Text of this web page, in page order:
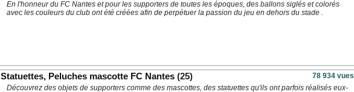
En l'honneur du FC Nantes et pour les supporters de toutes les époques, des ballons siglés et colorés
avec les couleurs du club ont été créées afin de perpétuer la passion du jeu en dehors du stade .
Statuettes, Peluches mascotte FC Nantes (25) 78 934 vues
Découvrez des objets de supporters comme des mascottes, des statuettes qu'ils ont parfois réalisés eux-